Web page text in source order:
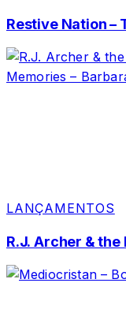
Restive Nation –
LANÇAMENTOS
R.J. Archer &